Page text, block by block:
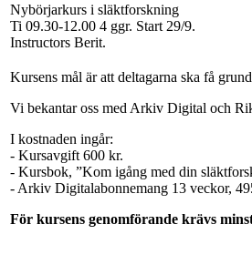
Nybörjarkurs i släktforskning
Ti 09.30-12.00 4 ggr. Start 29/9.
Instructors Berit.
Kursens mål är att deltagarna ska få
Vi bekantar oss med Arkiv Digital och
I kostnaden ingår:
- Kursavgift 600 kr.
- Kursbok, ”Kom igång med din
- Arkiv Digitalabonnemang 13 veckor,
För kursens genomförande krävs